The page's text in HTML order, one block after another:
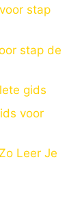
stap
stap de
gids
voor
Leer Je